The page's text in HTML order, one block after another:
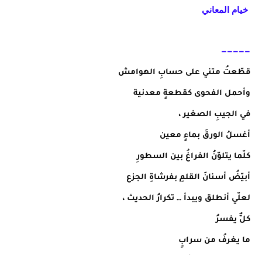
خيام المعاني
—————
قطّعتُ متني على حسابِ الهوامش
وأحمل الفحوى كقطعةٍ معدنية
في الجيبِ الصغير ،
أغسلُ الورقَ بماءٍ معين
كلّما يتلوّنُ الفراغُ بين السطورِ
أبيّضُ أسنانَ القلمِ بفرشاةِ الجزع
لعلّي أنطلق ويبدأ … تكرارُ الحديث ،
كلٌّ يفسرُ
ما يغرفُ من سرابٍ